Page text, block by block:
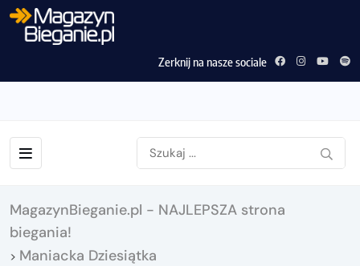
Zerknij na nasze sociale
MagazynBieganie.pl - NAJLEPSZA strona
biegania!
> Maniacka Dziesiątka